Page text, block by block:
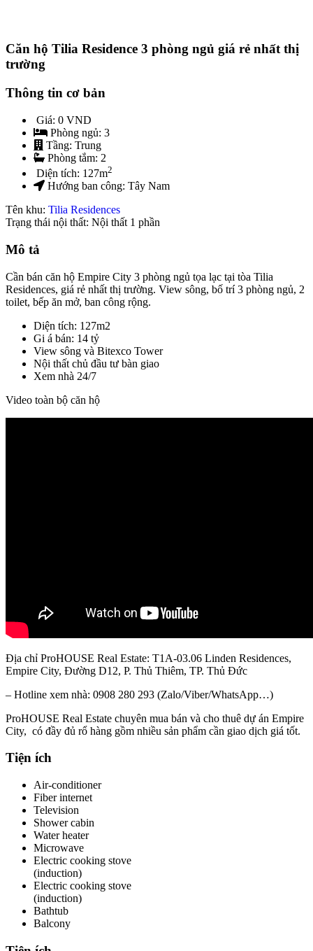
Căn hộ Tilia Residence 3 phòng ngủ giá rẻ nhất thị
trường
Thông tin cơ bản
Giá: 0 VND
Phòng ngủ: 3
Tầng: Trung
Phòng tắm: 2
Diện tích: 127m2
Hướng ban công: Tây Nam
Tên khu: Tilia Residences
Trạng thái nội thất: Nội thất 1 phần
Mô tả
Cần bán căn hộ Empire City 3 phòng ngủ tọa lạc tại tòa Tilia
Residences, giá rẻ nhất thị trường. View sông, bố trí 3 phòng ngủ, 2
toilet, bếp ăn mở, ban công rộng.
Diện tích: 127m2
Gi á bán: 14 tỷ
View sông và Bitexco Tower
Nội thất chủ đầu tư bàn giao
Xem nhà 24/7
Video toàn bộ căn hộ
Địa chỉ ProHOUSE Real Estate: T1A-03.06 Linden Residences,
Empire City, Đường D12, P. Thủ Thiêm, TP. Thủ Đức
– Hotline xem nhà: 0908 280 293 (Zalo/Viber/WhatsApp…)
ProHOUSE Real Estate chuyên mua bán và cho thuê dự án Empire
City, có đầy đủ rổ hàng gồm nhiều sản phẩm cần giao dịch giá tốt.
Tiện ích
Air-conditioner
Fiber internet
Television
Shower cabin
Water heater
Microwave
Electric cooking stove
(induction)
Electric cooking stove
(induction)
Bathtub
Balcony